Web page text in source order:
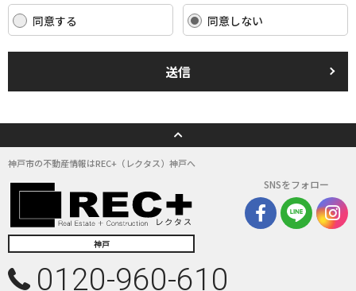
当社は、これらのお客さまの個人情報（以下「お客さま情報」といいま
す。）の適正な保護を重大な責務と認識し、この責務を果たすために、次
法令を遵守し、適切に取り扱います。また、適宜取扱いの改善に努めま
す。
ます。また、取引先等に対しても適切にお客さま情報を取り扱うように要
(3) お客さま情報の収集に際しては、利用目的を特定して通知または公表
(4) お客さま情報の漏洩、紛失、改ざん等を防止するために必要な 対策を
講じて適切な管理を行います。
(5) 保有するお客さま情報について、お客さま本人からの開示、訂正、削
除、利用停止の依頼を所定の窓口でお受けして、誠意をもって対応いたし
具体的には、以下の内容に従ってお客さま情報の取り扱いをいたします。
同意する 同意しない
送信
神戸市の不動産情報はREC+（レクタス）神戸へ
神戸
SNSをフォロー
0120-960-610